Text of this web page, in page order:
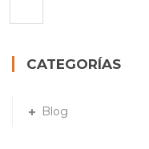
CATEGORÍAS
Blog